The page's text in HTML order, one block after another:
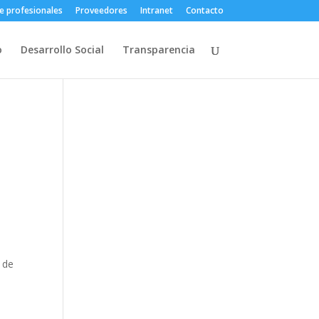
profesionales Proveedores Intranet Contacto
Desarrollo Social Transparencia